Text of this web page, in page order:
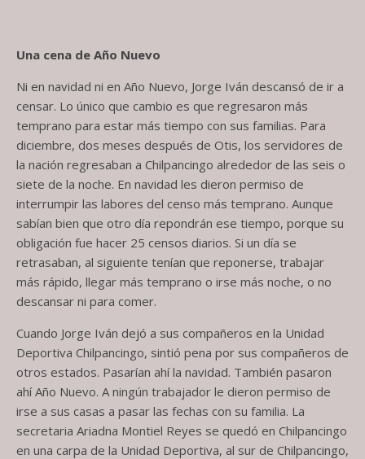
Una cena de Año Nuevo
Ni en navidad ni en Año Nuevo, Jorge Iván descansó de ir a
censar. Lo único que cambio es que regresaron más
temprano para estar más tiempo con sus familias. Para
diciembre, dos meses después de Otis, los servidores de
la nación regresaban a Chilpancingo alrededor de las seis o
siete de la noche. En navidad les dieron permiso de
interrumpir las labores del censo más temprano. Aunque
sabían bien que otro día repondrán ese tiempo, porque su
obligación fue hacer 25 censos diarios. Si un día se
retrasaban, al siguiente tenían que reponerse, trabajar
más rápido, llegar más temprano o irse más noche, o no
descansar ni para comer.
Cuando Jorge Iván dejó a sus compañeros en la Unidad
Deportiva Chilpancingo, sintió pena por sus compañeros de
otros estados. Pasarían ahí la navidad. También pasaron
ahí Año Nuevo. A ningún trabajador le dieron permiso de
irse a sus casas a pasar las fechas con su familia. La
secretaria Ariadna Montiel Reyes se quedó en Chilpancingo
en una carpa de la Unidad Deportiva, al sur de Chilpancingo,